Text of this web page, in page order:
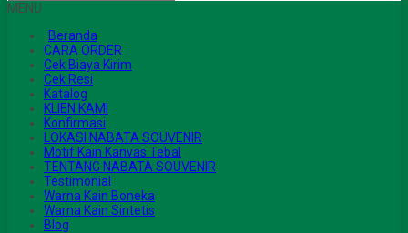
MENU
Beranda
CARA ORDER
Cek Biaya Kirim
Cek Resi
Katalog
KLIEN KAMI
Konfirmasi
LOKASI NABATA SOUVENIR
Motif Kain Kanvas Tebal
TENTANG NABATA SOUVENIR
Testimonial
Warna Kain Boneka
Warna Kain Sintetis
Blog